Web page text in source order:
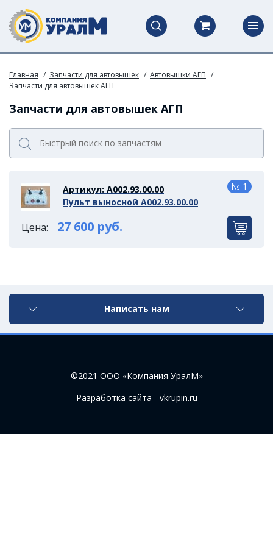
Главная Запчасти для автовышек
Автовышки АГП
Запчасти для автовышек АГП
Запчасти для автовышек АГП
Артикул: А002.93.00.00
Пульт выносной А002.93.00.00
Цена: 27 600 руб.
№ 1
Написать нам
©2021 ООО «Компания УралМ»
Разработка сайта - vkrupin.ru